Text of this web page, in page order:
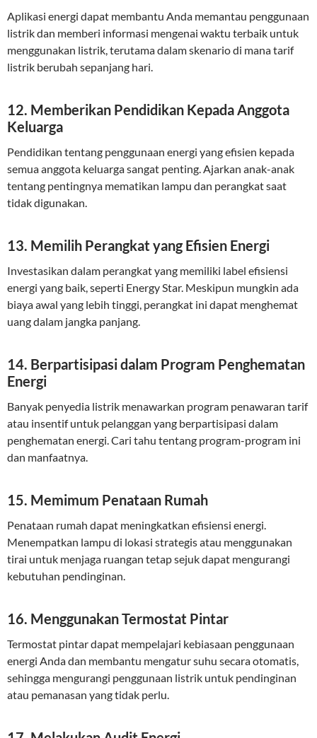
Aplikasi energi dapat membantu Anda memantau penggunaan
listrik dan memberi informasi mengenai waktu terbaik untuk
menggunakan listrik, terutama dalam skenario di mana tarif
listrik berubah sepanjang hari.
12. Memberikan Pendidikan Kepada Anggota
Keluarga
Pendidikan tentang penggunaan energi yang efisien kepada
semua anggota keluarga sangat penting. Ajarkan anak-anak
tentang pentingnya mematikan lampu dan perangkat saat
tidak digunakan.
13. Memilih Perangkat yang Efisien Energi
Investasikan dalam perangkat yang memiliki label efisiensi
energi yang baik, seperti Energy Star. Meskipun mungkin ada
biaya awal yang lebih tinggi, perangkat ini dapat menghemat
uang dalam jangka panjang.
14. Berpartisipasi dalam Program Penghematan
Energi
Banyak penyedia listrik menawarkan program penawaran tarif
atau insentif untuk pelanggan yang berpartisipasi dalam
penghematan energi. Cari tahu tentang program-program ini
dan manfaatnya.
15. Memimum Penataan Rumah
Penataan rumah dapat meningkatkan efisiensi energi.
Menempatkan lampu di lokasi strategis atau menggunakan
tirai untuk menjaga ruangan tetap sejuk dapat mengurangi
kebutuhan pendinginan.
16. Menggunakan Termostat Pintar
Termostat pintar dapat mempelajari kebiasaan penggunaan
energi Anda dan membantu mengatur suhu secara otomatis,
sehingga mengurangi penggunaan listrik untuk pendinginan
atau pemanasan yang tidak perlu.